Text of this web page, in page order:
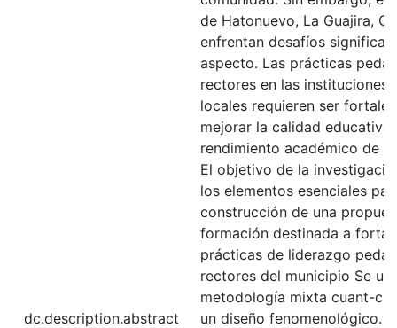
dc.description.abstract
de Hatonuevo, La Guajira,
enfrentan desafíos
aspecto. Las prácticas
rectores en las instituciones
locales requieren ser
mejorar la calidad educativa
rendimiento académico de
El objetivo de la
los elementos esenciales
construcción de una
formación destinada a
prácticas de liderazgo
rectores del municipio Se
metodología mixta cuant-
un diseño fenomenológico.